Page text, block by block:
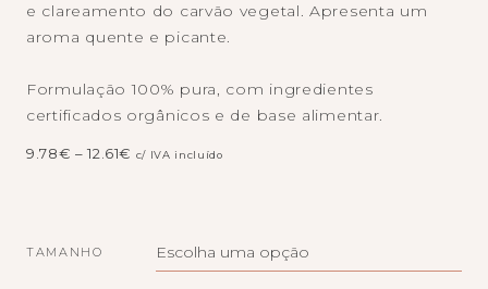
e clareamento do carvão vegetal. Apresenta um
aroma quente e picante.
Formulação 100% pura, com ingredientes
certificados orgânicos e de base alimentar.
9.78€ – 12.61€ Price
12.61€
c/ IVA incluído
TAMANHO